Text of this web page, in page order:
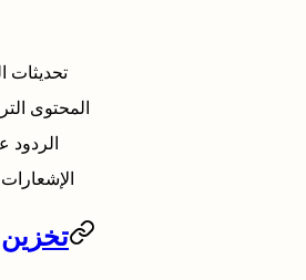
تحديثات
المحتوى
الإشعارات
3.